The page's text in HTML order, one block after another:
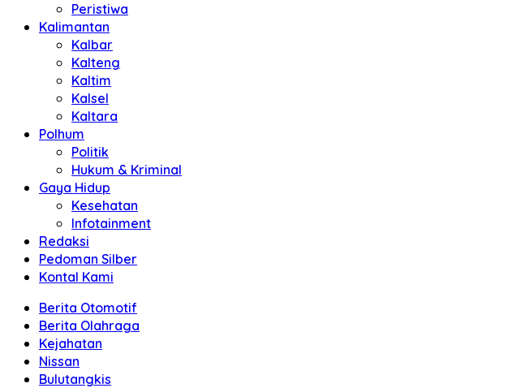
Peristiwa
Kalimantan
Kalbar
Kalteng
Kaltim
Kalsel
Kaltara
Polhum
Politik
Hukum & Kriminal
Gaya Hidup
Kesehatan
Infotainment
Redaksi
Pedoman Silber
Kontal Kami
Berita Otomotif
Berita Olahraga
Kejahatan
Nissan
Bulutangkis